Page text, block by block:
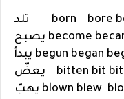
born bore
تلد
become يصبح
begun began
يبدأ
bitten bit
يعضّ
blown blew
يهبّ